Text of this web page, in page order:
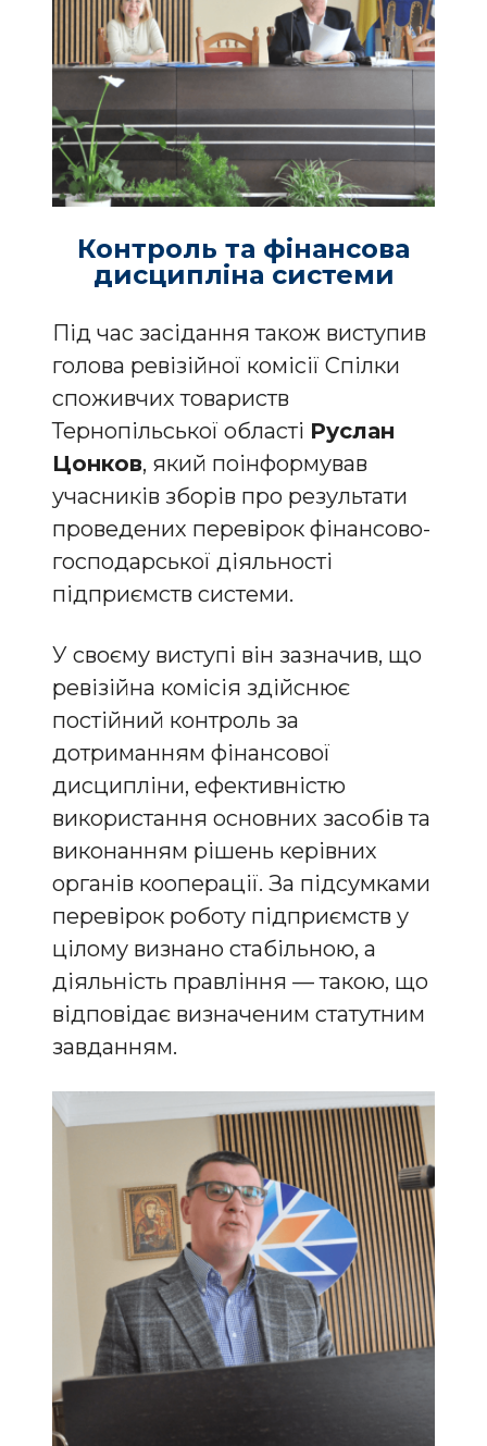
Контроль та фінансова
дисципліна системи
Під час засідання також виступив
голова ревізійної комісії Спілки
споживчих товариств
Тернопільської області Руслан
Цонков, який поінформував
учасників зборів про результати
проведених перевірок фінансово-
господарської діяльності
підприємств системи.
У своєму виступі він зазначив, що
ревізійна комісія здійснює
постійний контроль за
дотриманням фінансової
дисципліни, ефективністю
використання основних засобів та
виконанням рішень керівних
органів кооперації. За підсумками
перевірок роботу підприємств у
цілому визнано стабільною, а
діяльність правління — такою, що
відповідає визначеним статутним
завданням.